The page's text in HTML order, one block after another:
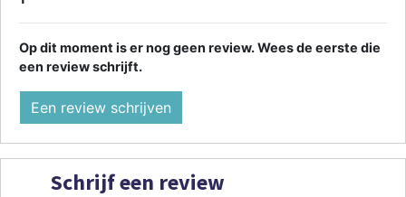
Op dit moment is er nog geen review. Wees de eerste die
een review schrijft.
Een review schrijven
Schrijf een review